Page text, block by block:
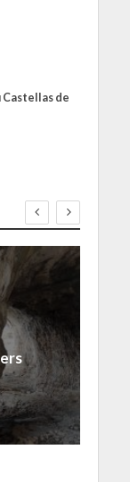
Castellas de